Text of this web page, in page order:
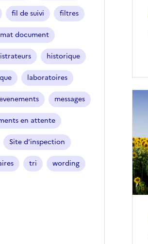
fil de suivi filtres
document
historique
laboratoires
messages
en attente
Site d'inspection
tri wording